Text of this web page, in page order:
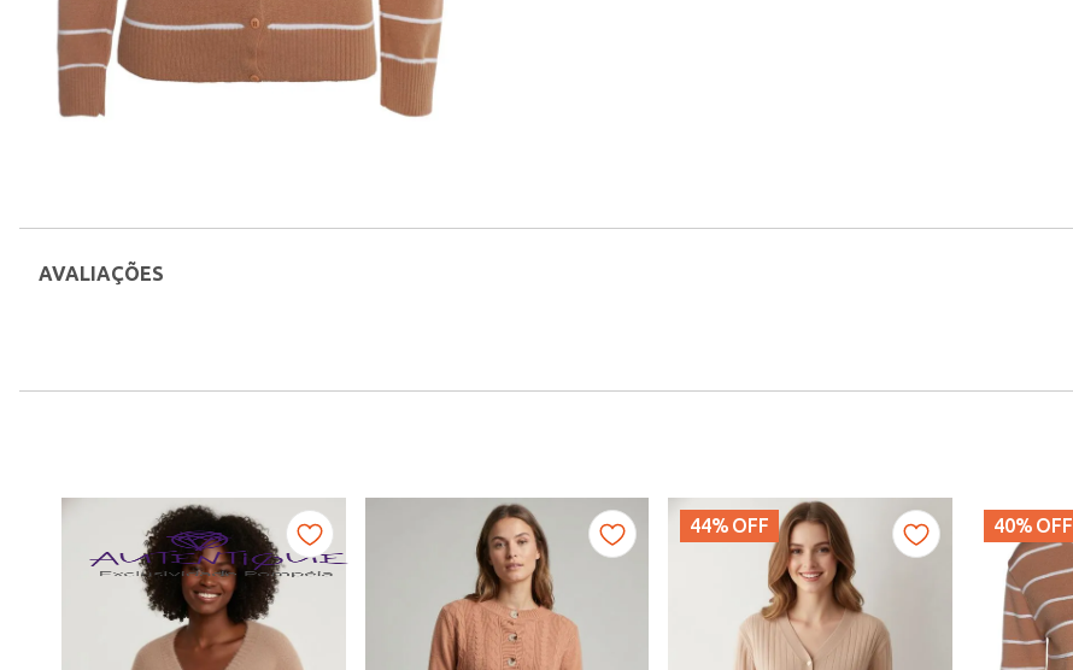
AVALIAÇÕES
44% OFF 40% OFF